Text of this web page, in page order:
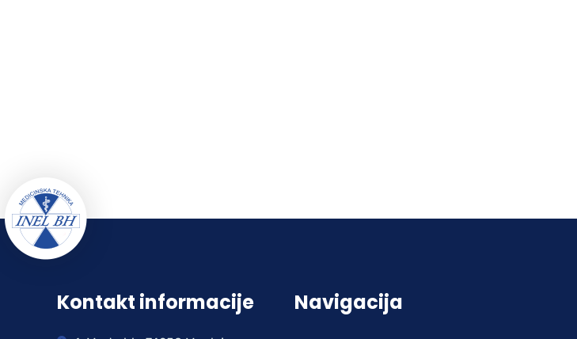
Kontakt informacije Navigacija